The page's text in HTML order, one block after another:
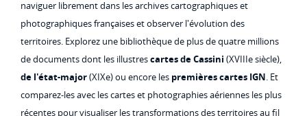
naviguer librement dans les archives cartographiques et
photographiques françaises et observer l'évolution des
territoires. Explorez une bibliothèque de plus de quatre millions
de documents dont les illustrescartes de Cassini (XVIIIe siècle),
de l'état-major(XIXe) ou encore les premières cartes IGN. Et
comparez-les avec les cartes et photographies aériennes les plus
récentes pour visualiser les transformations des territoires au fil